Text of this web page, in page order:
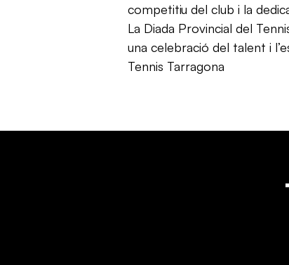
competitiu del club i la
La Diada Provincial del
una celebració del talent i
Tennis Tarragona